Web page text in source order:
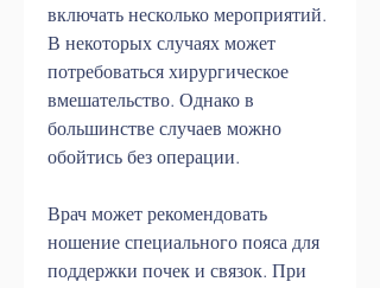
включать несколько мероприятий.
В некоторых случаях может
потребоваться хирургическое
вмешательство. Однако в
большинстве случаев можно
обойтись без операции.
Врач может рекомендовать
ношение специального пояса для
поддержки почек и связок. При